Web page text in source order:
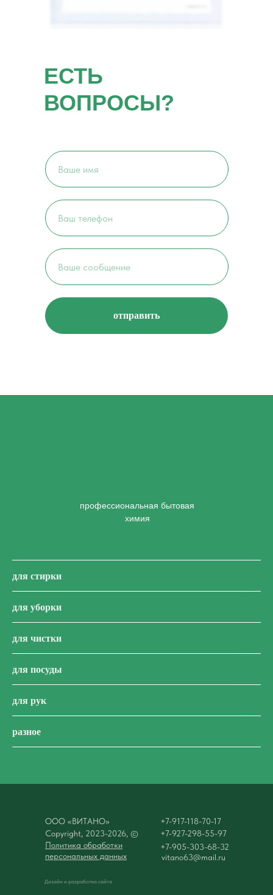
ВОПРОСЫ?
отправить
ЕСТЬ
профессиональная бытовая
химия
для стирки
для уборки
для чистки
для посуды
для рук
разное
Дизайн и разработка сайта
Политика обработки
персональных данных
Сopyright, 2023-2026, ©
ООО «ВИТАНО»
+7-905-303-68-32
+7-927-298-55-97
+7-917-118-70-17
vitano63@mail.ru